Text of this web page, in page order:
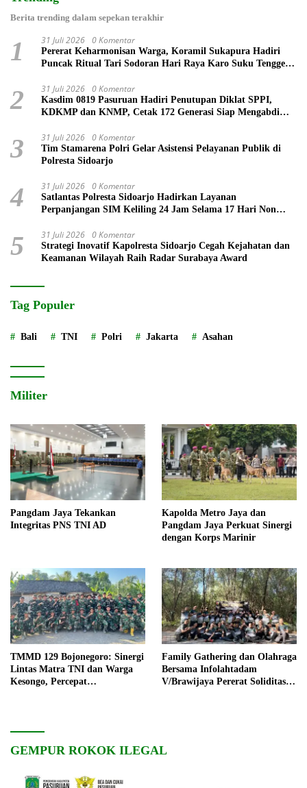
Berita trending dalam sepekan terakhir
1 31 Juli 2026 0 Komentar
Pererat Keharmonisan Warga, Koramil Sukapura Hadiri
Puncak Ritual Tari Sodoran Hari Raya Karo Suku Tengger
2 31 Juli 2026 0 Komentar
Kasdim 0819 Pasuruan Hadiri Penutupan Diklat SPPI,
KDKMP dan KNMP, Cetak 172 Generasi Siap Mengabdi
3 31 Juli 2026 0 Komentar
Tim Stamarena Polri Gelar Asistensi Pelayanan Publik di
Polresta Sidoarjo
4 31 Juli 2026 0 Komentar
Satlantas Polresta Sidoarjo Hadirkan Layanan
Perpanjangan SIM Keliling 24 Jam Selama 17 Hari Non
5 31 Juli 2026 0 Komentar
Strategi Inovatif Kapolresta Sidoarjo Cegah Kejahatan dan
Keamanan Wilayah Raih Radar Surabaya Award
Tag Populer
Bali TNI Polri Jakarta Asahan
Militer
Pangdam Jaya Tekankan
Integritas PNS TNI AD
Kapolda Metro Jaya dan
Pangdam Jaya Perkuat Sinergi
dengan Korps Marinir
TMMD 129 Bojonegoro: Sinergi
Lintas Matra TNI dan Warga
Kesongo, Percepat
Family Gathering dan Olahraga
Bersama Infolahtadam
V/Brawijaya Pererat Soliditas
GEMPUR ROKOK ILEGAL